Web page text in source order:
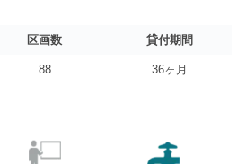
区画数 貸付期間
88 36ヶ月